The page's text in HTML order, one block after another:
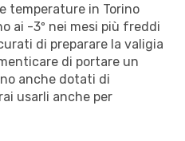
temperature in Torino
ai -3º nei mesi più freddi
di preparare la valigia
di portare un
anche dotati di
usarli anche per